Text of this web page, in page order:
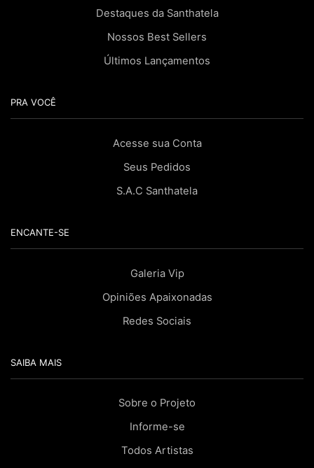
Destaques da Santhatela
Nossos Best Sellers
Últimos Lançamentos
PRA VOCÊ
Acesse sua Conta
Seus Pedidos
S.A.C Santhatela
ENCANTE-SE
Galeria Vip
Opiniões Apaixonadas
Redes Sociais
SAIBA MAIS
Sobre o Projeto
Informe-se
Todos Artistas